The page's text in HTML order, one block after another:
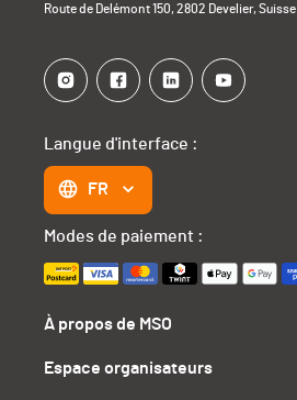
Route de Delémont 150, 2802 Develier, Suisse
À propos de MSO
Espace organisateurs
Langue d'interface :
FR
Modes de paiement :